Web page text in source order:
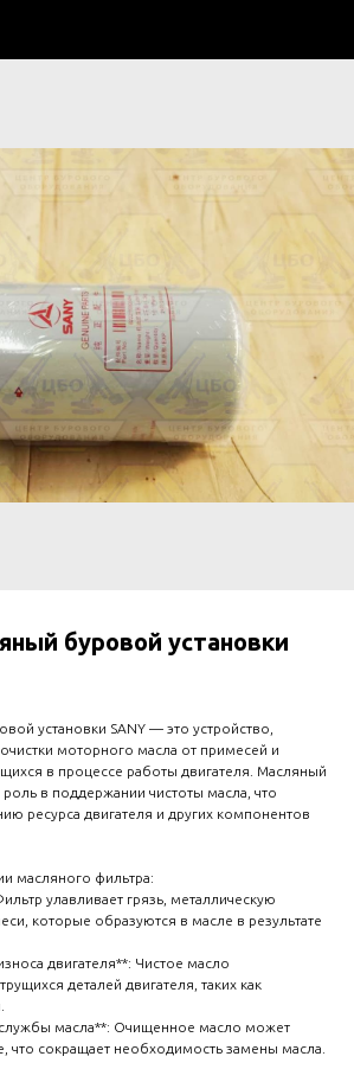
буровой установки
установки SANY — это устройство,
моторного масла от примесей и
в процессе работы двигателя. Масляный
в поддержании чистоты масла, что
ресурса двигателя и других компонентов
масляного фильтра:
улавливает грязь, металлическую
которые образуются в масле в результате
двигателя**: Чистое масло
деталей двигателя, таких как
масла**: Очищенное масло может
что сокращает необходимость замены масла.